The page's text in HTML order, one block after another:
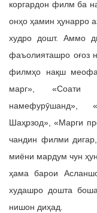
коргардон филм ба
онҳо ҳамин ҳунарро
худро дошт. Аммо
фаъолияташро оғоз
филмҳо нақш
марг», «Соати
намефурӯшанд»,
Шаҳрзод», «Марги
чандин филми
миёни мардум чун
ҳама барои
худашро дошта
нишон диҳад.